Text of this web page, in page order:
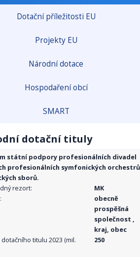
Dotační příležitosti EU
Projekty EU
Národní dotace
Hospodaření obcí
SMART
dotační tituly
státní podpory profesionálních divadel
profesionálních symfonických orchestrů
sborů.
rezort:
MK
obecně
prospěšná
společnost ,
kraj, obec
titulu 2023 (mil.
250